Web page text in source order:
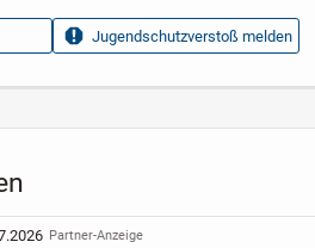
Partner-Anzeige
Jugendschutzverstoß melden